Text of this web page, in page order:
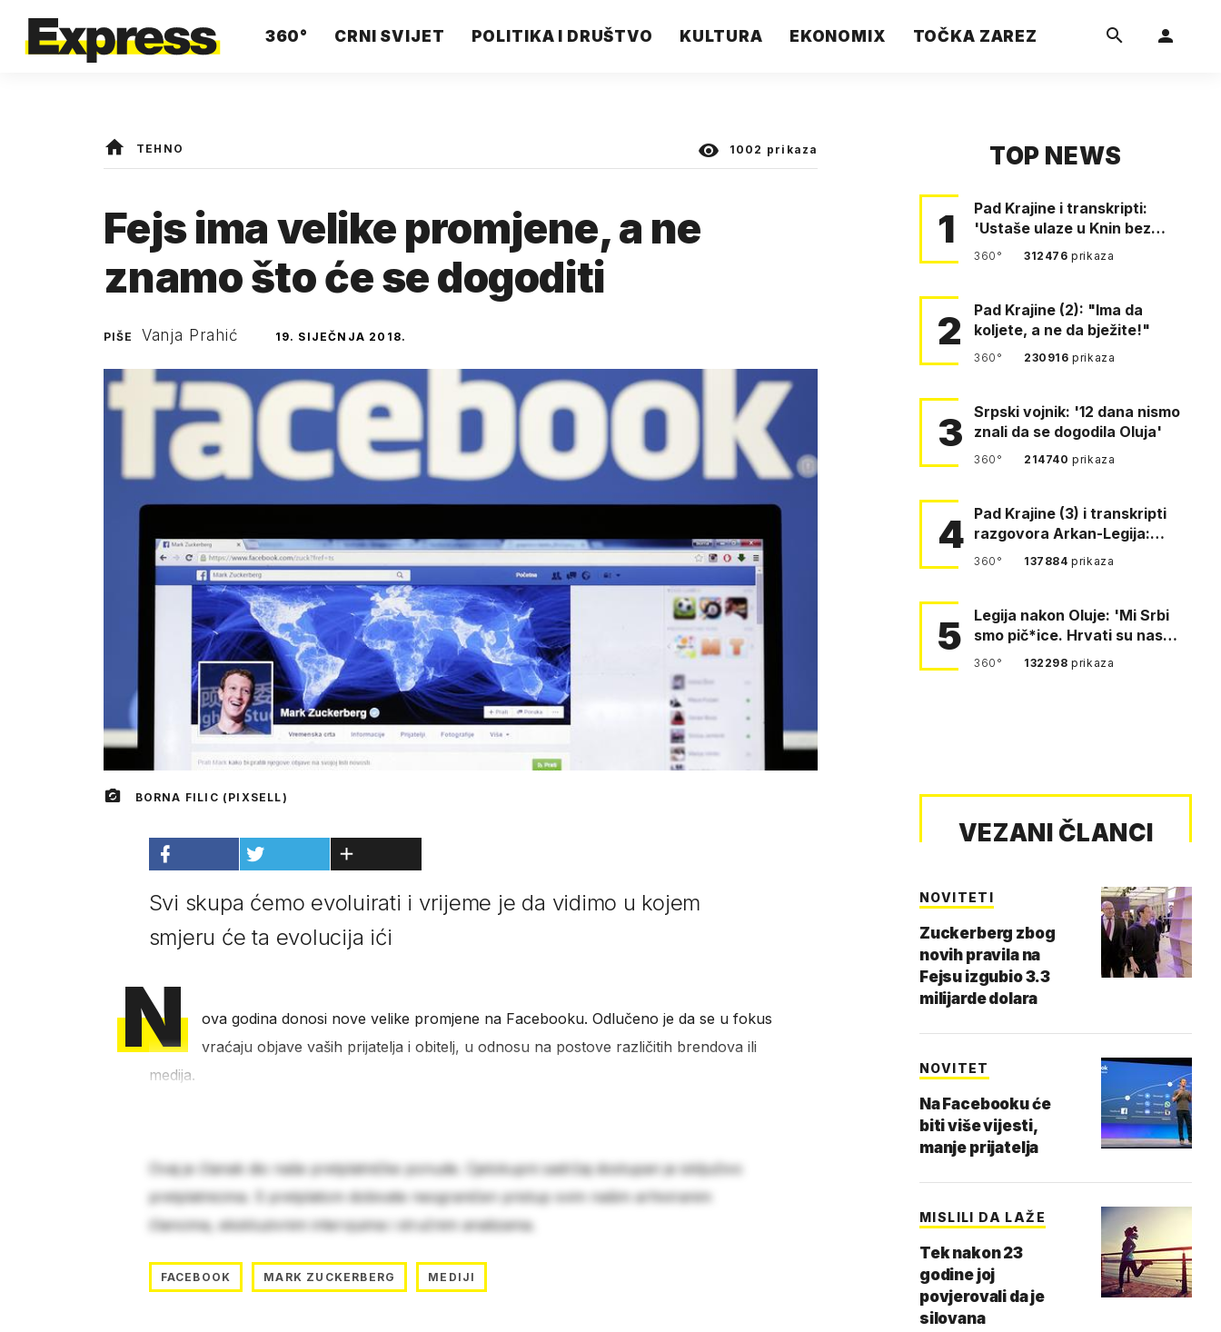
360° CRNI SVIJET POLITIKA I DRUŠTVO KULTURA EKONOMIX TOČKA ZAREZ
TEHNO 1002 prikaza
Fejs ima velike promjene, a ne
znamo što će se dogoditi
PIŠE Vanja Prahić 19. SIJEČNJA 2018.
BORNA FILIC (PIXSELL)
Svi skupa ćemo evoluirati i vrijeme je da vidimo u kojem
smjeru će ta evolucija ići
N
ova godina donosi nove velike promjene na Facebooku. Odlučeno je da se u fokus
vraćaju objave vaših prijatelja i obitelj, u odnosu na postove različitih brendova ili
medija.
Ovaj je članak dio naše pretplatničke ponude. Cjelokupni sadržaj dostupan je isključivo
pretplatnicima. S pretplatom dobivate neograničen pristup svim našim arhiviranim
člancima, ekskluzivnim intervjuima i stručnim analizama.
FACEBOOK MARK ZUCKERBERG MEDIJI
TOP NEWS
1
Pad Krajine i transkripti:
'Ustaše ulaze u Knin bez
borbe. Mile, ovo je bežanij…
360° 312476prikaza
2
Pad Krajine (2): "Ima da
koljete, a ne da bježite!"
360° 230916prikaza
3
Srpski vojnik: '12 dana nismo
znali da se dogodila Oluja'
360° 214740prikaza
4 Pad Krajine (3) i transkripti
razgovora Arkan-Legija:
'Čujem, prelazite ustašam…
360° 137884prikaza
5
Legija nakon Oluje: 'Mi Srbi
smo pič*ice. Hrvati su nas
pomeli!'
360° 132298prikaza
VEZANI ČLANCI
NOVITETI
Zuckerberg zbog
novih pravila na
Fejsu izgubio 3.3
milijarde dolara
NOVITET
Na Facebooku će
biti više vijesti,
manje prijatelja
MISLILI DA LAŽE
Tek nakon 23
godine joj
povjerovali da je
silovana